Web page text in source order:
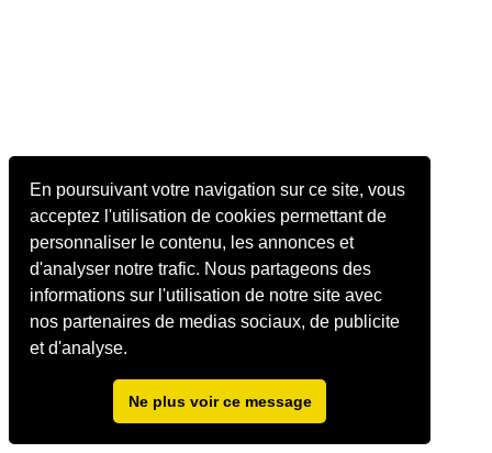
En poursuivant votre navigation sur ce site, vous
acceptez l'utilisation de cookies permettant de
personnaliser le contenu, les annonces et
d'analyser notre trafic. Nous partageons des
informations sur l'utilisation de notre site avec
nos partenaires de medias sociaux, de publicite
et d'analyse.
Ne plus voir ce message